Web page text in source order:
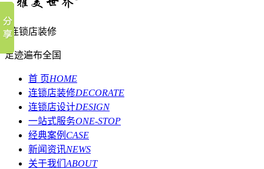
连锁店装修
足迹遍布全国
首 页HOME
连锁店装修DECORATE
连锁店设计DESIGN
一站式服务ONE-STOP
经典案例 CASE
新闻资讯NEWS
关于我们 ABOUT